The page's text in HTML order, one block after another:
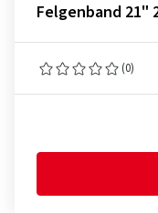
Felgenband 21"
(0)